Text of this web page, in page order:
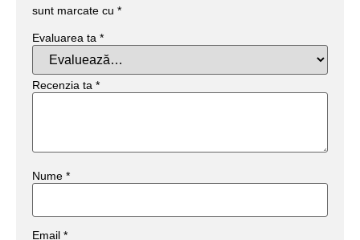
sunt marcate cu *
Evaluarea ta *
Recenzia ta *
Nume *
Email *